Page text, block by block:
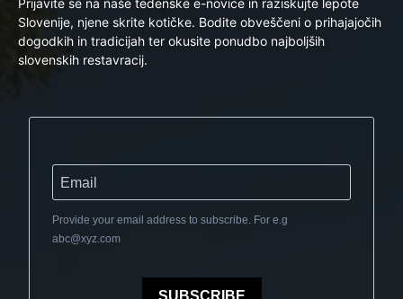
Prijavite se na naše tedenske e-novice in raziskujte lepote
Slovenije, njene skrite kotičke. Bodite obveščeni o prihajajočih
dogodkih in tradicijah ter okusite ponudbo najboljših
slovenskih restavracij.
Provide your email address to subscribe. For e.g
abc@xyz.com
SUBSCRIBE